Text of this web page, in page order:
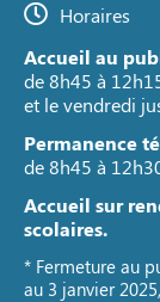
Horaires
Accueil au
de 8h45 à
et le vendredi
Permanence
de 8h45 à
Accueil sur
scolaires.
* Fermeture au
au 3 janvier